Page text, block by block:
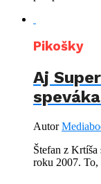
Pikošky
Aj
Autor
Štefan z Krtíša
roku 2007. To,